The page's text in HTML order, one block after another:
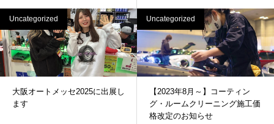
Uncategorized
大阪オートメッセ2025に出展し
ます
Uncategorized
【2023年8月～】コーティン
グ・ルームクリーニング施工価
格改定のお知らせ